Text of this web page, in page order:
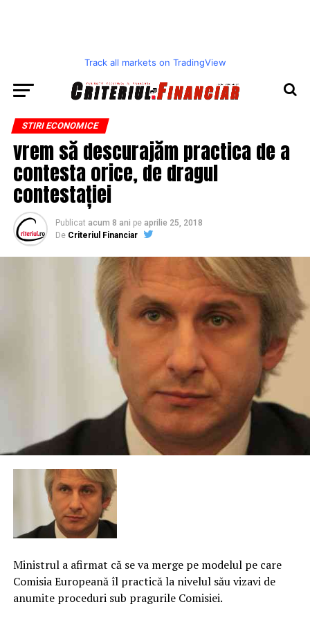
Track all markets on TradingView
STIRI ECONOMICE
vrem să descurajăm practica de a
contesta orice, de dragul
contestației
Publicat acum 8 ani pe aprilie 25, 2018
De Criteriul Financiar
Ministrul a afirmat că se va merge pe modelul pe care
Comisia Europeană îl practică la nivelul său vizavi de
anumite proceduri sub pragurile Comisiei.